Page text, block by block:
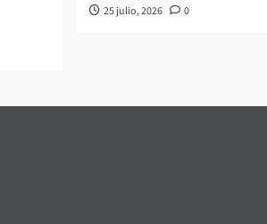
25 julio, 2026
0